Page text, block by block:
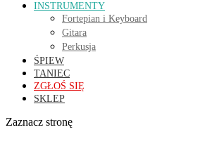
INSTRUMENTY
Fortepian i Keyboard
Gitara
Perkusja
ŚPIEW
TANIEC
ZGŁOŚ SIĘ
SKLEP
Zaznacz stronę